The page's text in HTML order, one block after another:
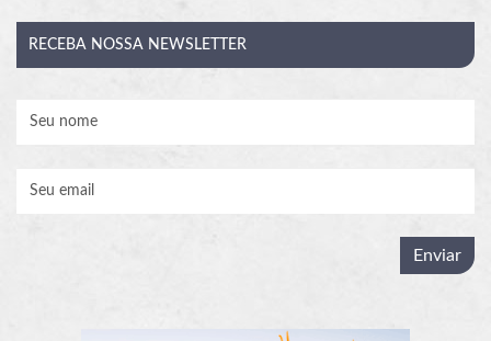
RECEBA NOSSA NEWSLETTER